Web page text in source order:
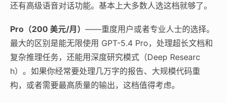
还有高级语音对话功能。基本上大多数人选这档就够了。
Pro（200 美元/月） ——重度用户或者专业人士的选择。
最大的区别是能无限使用 GPT-5.4 Pro，处理超长文档和
复杂推理任务，还能用深度研究模式（Deep Researc
h）。如果你经常要处理几万字的报告、大规模代码重
构，或者需要最高质量的输出，这档值得考虑。